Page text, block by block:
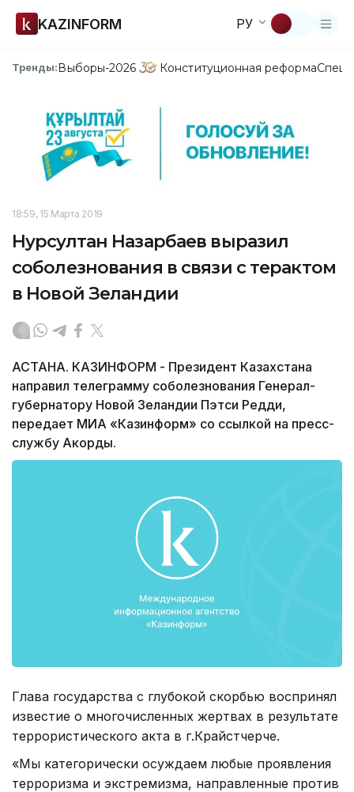
KAZINFORM РУ
Тренды:Выборы-2026 Конституционная реформа
18:59, 15 Марта 2019
Нурсултан Назарбаев выразил
соболезнования в связи с терактом
в Новой Зеландии
АСТАНА. КАЗИНФОРМ - Президент Казахстана
направил телеграмму соболезнования Генерал-
губернатору Новой Зеландии Пэтси Редди,
передает МИА «Казинформ» со ссылкой на пресс-
службу Акорды.
Глава государства с глубокой скорбью воспринял
известие о многочисленных жертвах в результате
террористического акта в г.Крайстчерче.
«Мы категорически осуждаем любые проявления
терроризма и экстремизма, направленные против